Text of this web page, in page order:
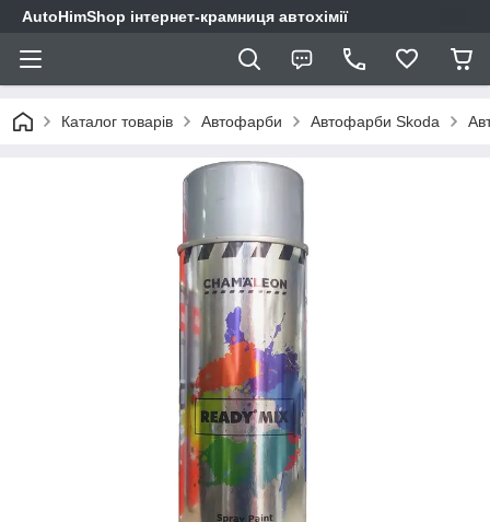
AutoHimShop інтернет-крамниця автохімії
Каталог товарів Автофарби Автофарби Skoda